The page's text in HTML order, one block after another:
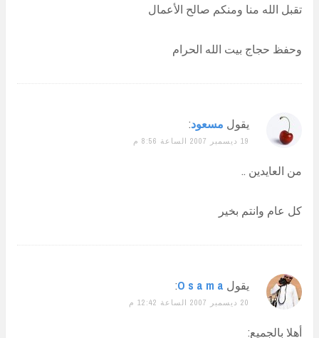
تقبل الله منا ومنكم صالح الأعمال
وحفظ حجاج بيت الله الحرام
يقول مسعود:
19 ديسمبر 2007 الساعة 8:56 م
من العايدين ..
كل عام وانتم بخير
يقول O s a m a
:
20 ديسمبر 2007 الساعة 12:42 م
أهلا بالجميع: